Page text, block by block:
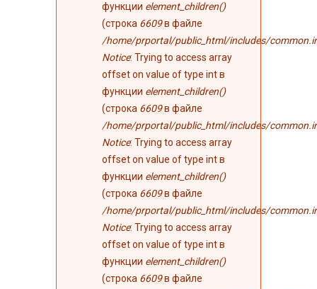
функции element_children()
(строка 6609в файле
/home/prportal/public_html/includes/
Notice: Trying to access array
offset on value of type int в
функции element_children()
(строка 6609в файле
/home/prportal/public_html/includes/
Notice: Trying to access array
offset on value of type int в
функции element_children()
(строка 6609в файле
/home/prportal/public_html/includes/
Notice: Trying to access array
offset on value of type int в
функции element_children()
(строка 6609в файле